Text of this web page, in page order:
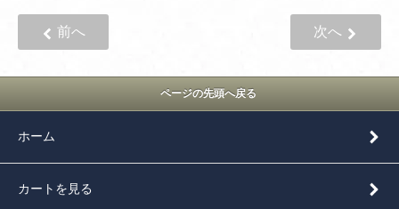
前へ 次へ
ページの先頭へ戻る
ホーム
カートを見る